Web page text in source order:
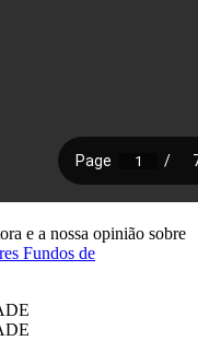
e a nossa opinião sobre
Fundos de